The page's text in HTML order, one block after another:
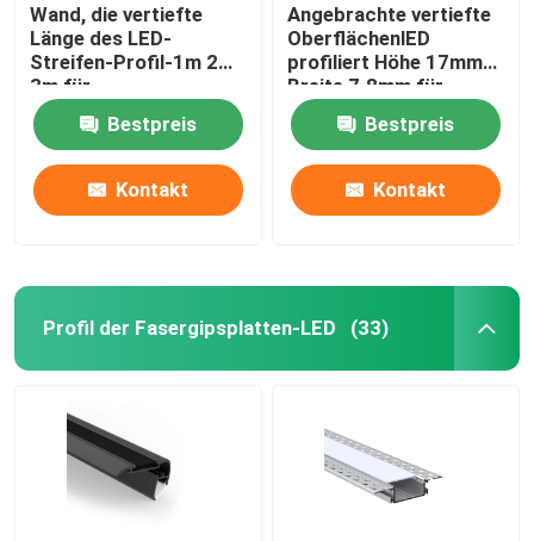
Wand, die vertiefte
Länge des LED-
Streifen-Profil-1m 2m
3m für
Garderobenweinkabinette
beleuchtetBestpreis
Kontakt
Angebrachte vertiefte
OberflächenlED
profiliert Höhe 17mm
Breite 7.8mm für
Kabinett-Licht
Bestpreis
Kontakt
Profil der Fasergipsplatten-LED (33)